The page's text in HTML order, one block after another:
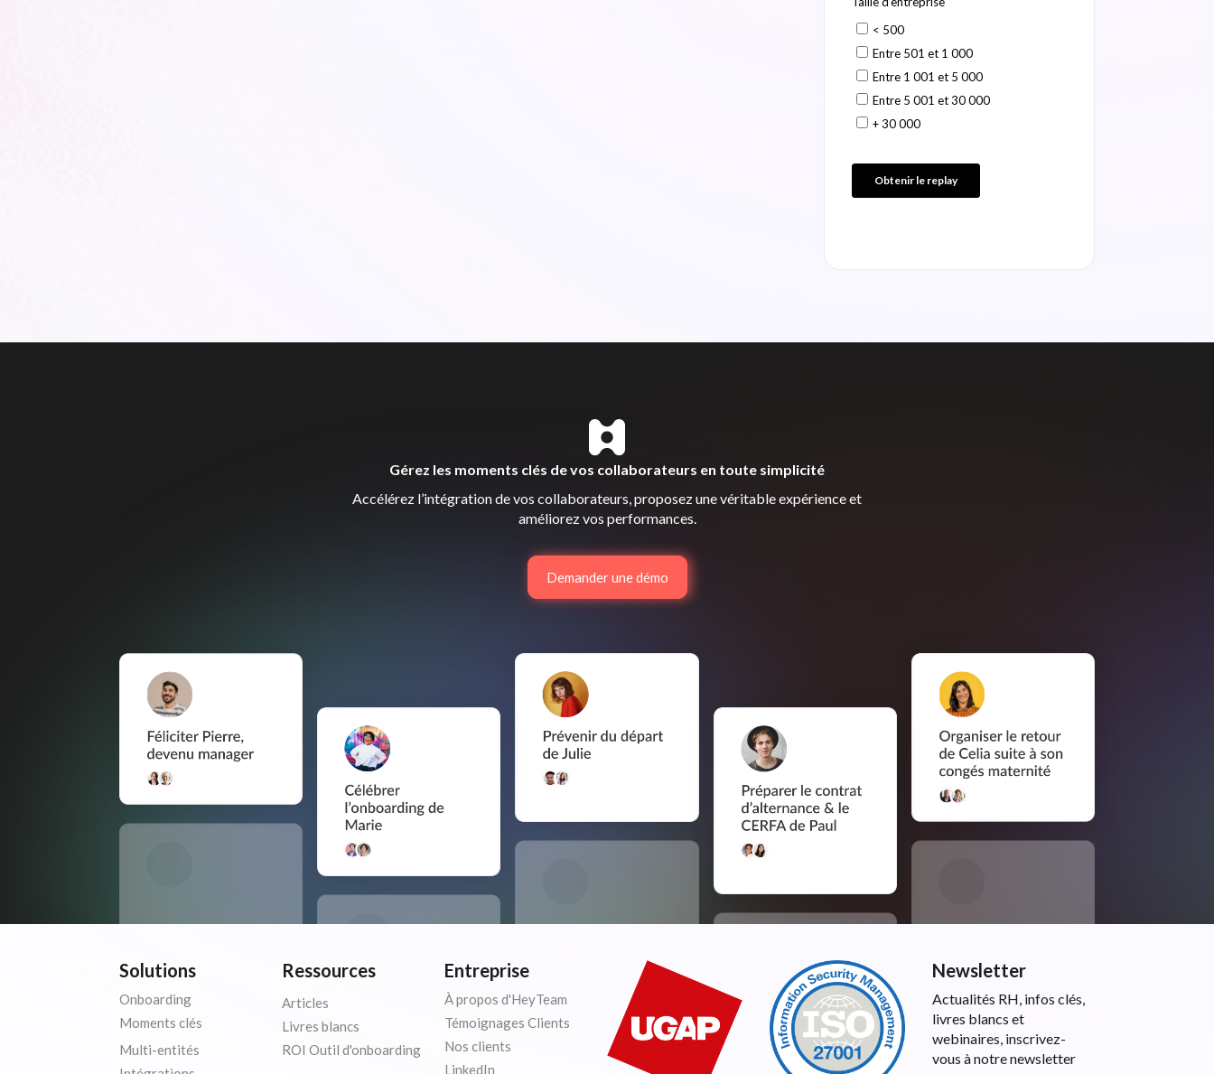
Gérez les moments clés de vos collaborateurs en toute simplicité
Accélérez l’intégration de vos collaborateurs, proposez une véritable expérience et
améliorez vos performances.
Demander une démo
Solutions
Onboarding
Moments clés
Multi-entités
Ressources
Articles
Livres blancs
ROI Outil d'onboarding
Entreprise
À propos d'HeyTeam
Témoignages Clients
Nos clients
LinkedIn
Newsletter
Actualités RH, infos clés,
livres blancs et
webinaires, inscrivez-
vous à notre newsletter